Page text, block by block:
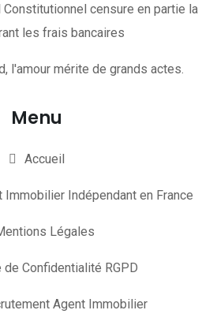
Constitutionnel censure en partie la
les frais bancaires
l'amour mérite de grands actes.
Menu
Accueil
Immobilier Indépendant en France
Légales
Confidentialité RGPD
Agent Immobilier